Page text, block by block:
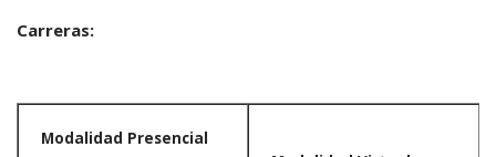
Carreras:
Modalidad Presencial